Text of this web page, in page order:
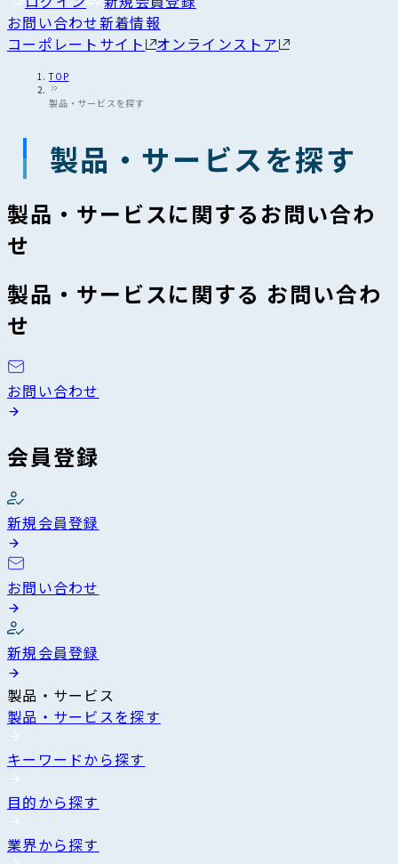
お問い合わせ新着情報
コーポレートサイト
オンラインストア
TOP
製品・サービスを探す
製品・サービスを探す
製品・サービスに関するお問い合わ
せ
製品・サービスに関する お問い合わ
せ
お問い合わせ
会員登録
新規会員登録
お問い合わせ
新規会員登録
製品・サービス
製品・サービスを探す
キーワードから探す
目的から探す
業界から探す